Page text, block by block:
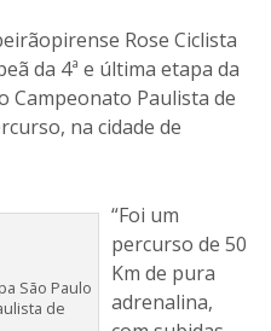
Rose Ciclista
da 4ª e última etapa da
Campeonato Paulista de
na cidade de
São Paulo
de
“Foi um
percurso de 50
Km de pura
adrenalina,